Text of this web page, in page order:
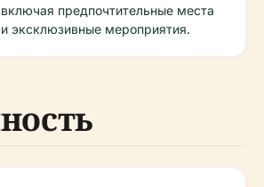
включая предпочтительные места
и эксклюзивные мероприятия.